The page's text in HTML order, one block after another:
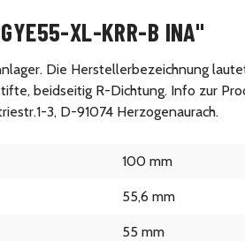
XL-KRR-B INA"
Die Herstellerbezeichnung
beidseitig R-Dichtung. Info zur
3, D-91074 Herzogenaurach.
100 mm
55,6 mm
55 mm